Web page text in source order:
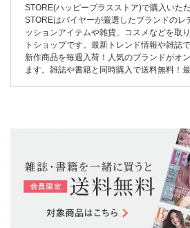
STORE(ハッピープラスストア)で購入いた
STOREはバイヤーが厳選したブランドのレ
ッションアイテムや雑貨、コスメなどを取
トショップです。最新トレンド情報や雑誌
新作商品を毎週入荷！人気のブランドがオ
ます。雑誌や書籍と同時購入で送料無料！